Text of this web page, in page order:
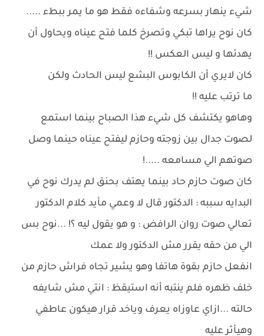
شيء ينهار بسرعه وشفاءه فقط هو ما يمر ببطء .....
كان نوح يراها تبكي وتصرخ كلما فتح عيناه ويحاول أن
يهدئها و ليس العكس !!
كان لايري أن الكابوس البشع ليس الحادث ولكن
ما ترتب عليه !!
وهاهو يكتشف كل شيء هذا الصباح بينما استمع
لصوت جدال بين زوجته وحازم ليفتح عيناه حينما وصل
صوتهم الي مسامعه .....!
كان صوت حازم حاد بينما يهتف بحنق لم يدرك نوح في
البدايه سببه : الدكتور قال لا وعمي مأيد كلام الدكتور
تعالي صوت روان الرافض : و هو يقول ليه ؟! ...نوح بس
الي من حقه يقرر مش الدكتور ولا عمك
انفعل حازم بقوة هاتفا وهو يشير تجاه فراش حازم من
خلف ظهره فلم ينتبه أنه استيقظ : انتي مش شايفه
حالته ...ازاي عاوزاه يعرف وياخد قرار هيكون عاطفي
وهيأثر عليه